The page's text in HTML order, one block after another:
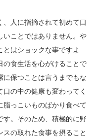
人に指摘されて初めて口
いことではありません。や
はショックな事ですよ
の食生活を心がけることで
に保つことは言うまでもな
の中の健康も変わってく
脂っこいものばかり食べて
す。そのため、積極的に野
の取れた食事を摂ること